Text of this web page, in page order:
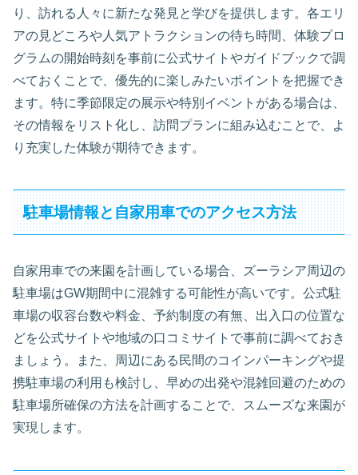
り、訪れる人々に新たな発見と学びを提供します。各エリ
アの見どころや人気アトラクションの待ち時間、体験プロ
グラムの開始時刻を事前に公式サイトやガイドブックで調
べておくことで、優先的に楽しみたいポイントを把握でき
ます。特に季節限定の展示や特別イベントがある場合は、
その情報をリスト化し、訪問プランに組み込むことで、よ
り充実した体験が期待できます。
駐車場情報と自家用車でのアクセス方法
自家用車での来園を計画している場合、ズーラシア周辺の
駐車場はGW期間中に混雑する可能性が高いです。公式駐
車場の収容台数や料金、予約制度の有無、出入口の位置な
どを公式サイトや地域の口コミサイトで事前に調べておき
ましょう。また、周辺にある民間のコインパーキングや提
携駐車場の利用も検討し、早めの出発や混雑回避のための
駐車場所確保の方法を計画することで、スムーズな来園が
実現します。